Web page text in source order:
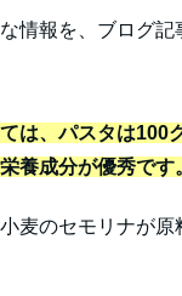
情報を、ブログ記
は、パスタは100
養成分が優秀です
麦のセモリナが原